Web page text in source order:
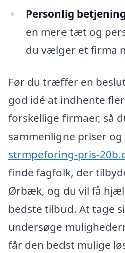
Personlig
en mere tæt og
du vælger et firma
Før du træffer en
god idé at indhente
forskellige firmaer, så
sammenligne priser og
strmpeforing-pris-
finde fagfolk, der
Ørbæk, og du vil få
bedste tilbud. At tage
undersøge
får den bedst mulige